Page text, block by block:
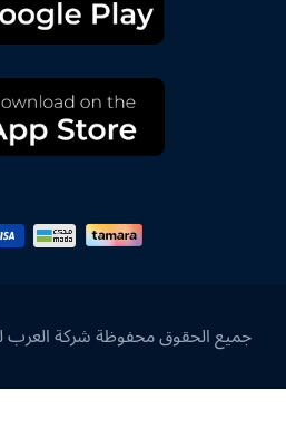
جميع الحقوق محفوظة شركة العرب